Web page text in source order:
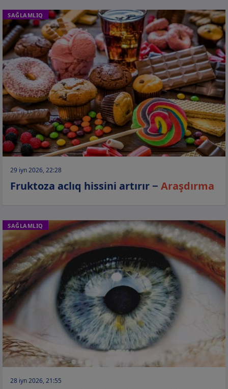
SAĞLAMLIQ
29 iyn 2026, 22:28
Fruktoza aclıq hissini artırır − Araşdırma
SAĞLAMLIQ
28 iyn 2026, 21:55